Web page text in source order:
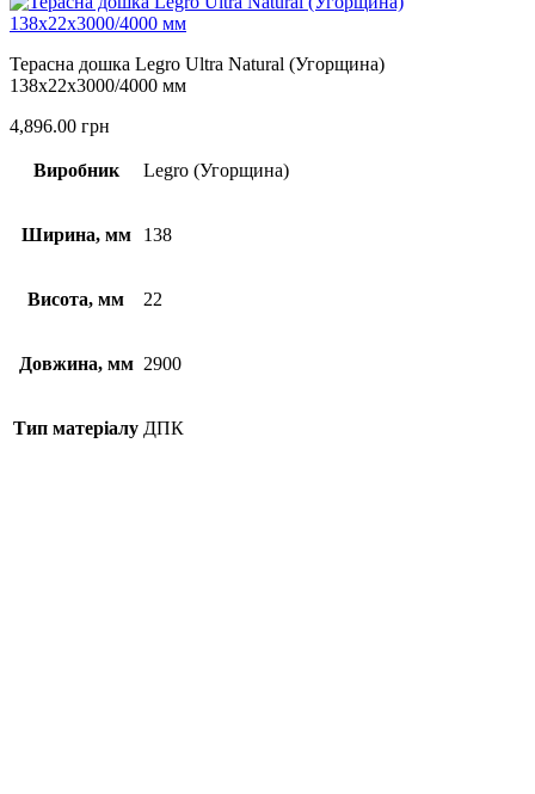
Терасна дошка Legro Ultra Natural (Угорщина)
138х22х3000/4000 мм
4,896.00 грн
Виробник Legro (Угорщина)
Ширина, мм 138
Висота, мм 22
Довжина, мм 2900
Тип матеріалу ДПК